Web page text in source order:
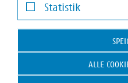
In Hessen sind 159
leisten jährlich
Milliarde Euro,
Milliarden Euro und sind
Statistik
Statistik
ALLE